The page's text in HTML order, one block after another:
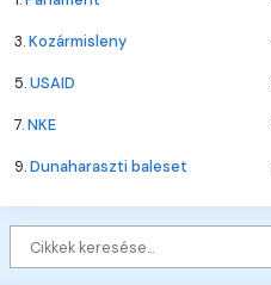
3.Kozármisleny
5.USAID
7.NKE
9.Dunaharaszti baleset